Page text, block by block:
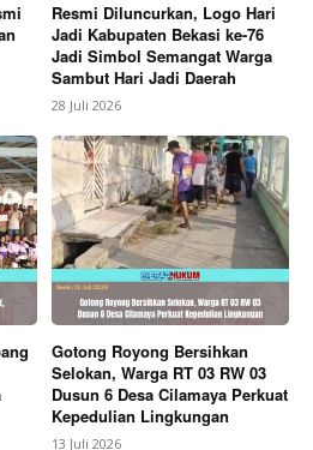
Week
PRO
Resmi Diluncurkan, Logo Hari
Jadi Kabupaten Bekasi ke-76
Jadi Simbol Semangat Warga
Sambut Hari Jadi Daerah
28 Juli 2026
Gotong Royong Bersihkan
Selokan, Warga RT 03 RW 03
Dusun 6 Desa Cilamaya Perkuat
Kepedulian Lingkungan
13 Juli 2026